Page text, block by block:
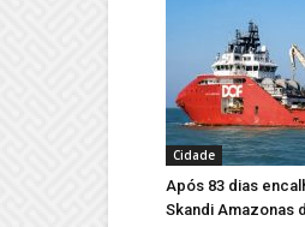
Cidade
Após 83 dias
Skandi Amazonas